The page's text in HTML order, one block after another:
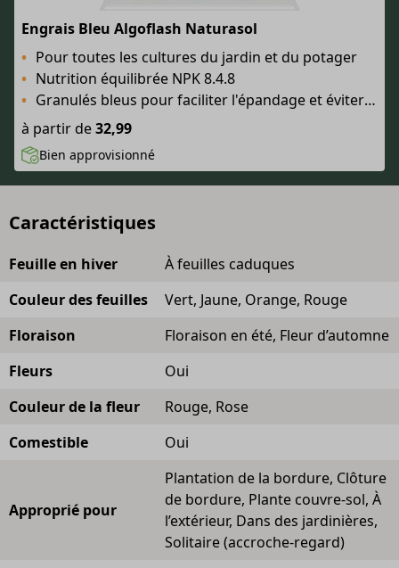
Engrais Bleu Algoflash Naturasol
Pour toutes les cultures du jardin et du potager
Nutrition équilibrée NPK 8.4.8
Granulés bleus pour faciliter l'épandage et éviter le surdosage
à partir de32,99
Bien approvisionné
Caractéristiques
Feuille en hiver
À feuilles caduques
Couleur des feuilles
Vert, Jaune, Orange, Rouge
Floraison
Floraison en été, Fleur d’automne
Fleurs
Oui
Couleur de la fleur
Rouge, Rose
Comestible
Oui
Approprié pour
Plantation de la bordure, Clôture
de bordure, Plante couvre-sol, À
l’extérieur, Dans des jardinières,
Solitaire (accroche-regard)